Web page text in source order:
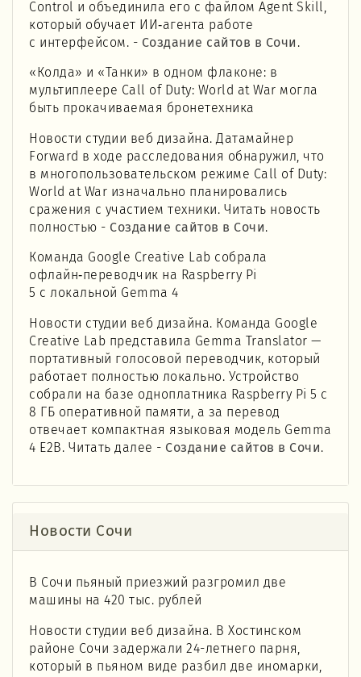
Control и объединила его с файлом Agent Skill,
который обучает ИИ‑агента работе
с интерфейсом. - Создание сайтов в Сочи .
«Колда» и «Танки» в одном флаконе: в
мультиплеере Call of Duty: World at War могла
быть прокачиваемая бронетехника
Новости студии веб дизайна. Датамайнер
Forward в ходе расследования обнаружил, что
в многопользовательском режиме Call of Duty:
World at War изначально планировались
сражения с участием техники. Читать новость
полностью - Создание сайтов в Сочи.
Команда Google Creative Lab собрала
офлайн‑переводчик на Raspberry Pi
5 с локальной Gemma 4
Новости студии веб дизайна. Команда Google
Creative Lab представила Gemma Translator —
портативный голосовой переводчик, который
работает полностью локально. Устройство
собрали на базе одноплатника Raspberry Pi 5 с
8 ГБ оперативной памяти, а за перевод
отвечает компактная языковая модель Gemma
4 E2B. Читать далее - Создание сайтов в Сочи.
Новости Сочи
В Сочи пьяный приезжий разгромил две
машины на 420 тыс. рублей
Новости студии веб дизайна. В Хостинском
районе Сочи задержали 24-летнего парня,
который в пьяном виде разбил две иномарки,